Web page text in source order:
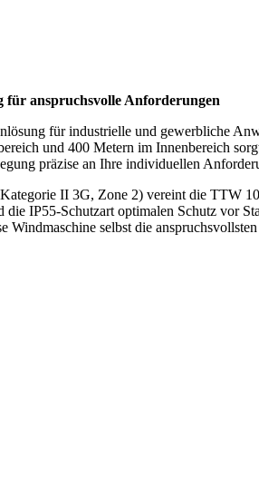
für anspruchsvolle Anforderungen
für industrielle und gewerbliche
und 400 Metern im Innenbereich
präzise an Ihre individuellen
II 3G, Zone 2) vereint die TTW
IP55-Schutzart optimalen Schutz vor
Windmaschine selbst die